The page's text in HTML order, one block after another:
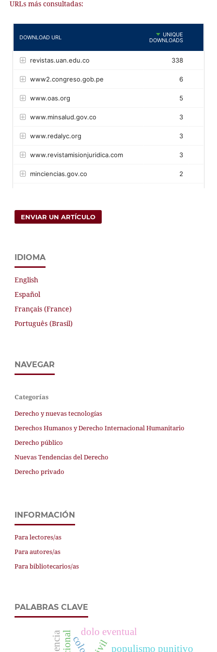
URLs más consultadas:
ENVIAR UN ARTÍCULO
IDIOMA
English
Español
Français (France)
Português (Brasil)
NAVEGAR
Categorías
Derecho y nuevas tecnologías
Derechos Humanos y Derecho Internacional Humanitario
Derecho público
Nuevas Tendencias del Derecho
Derecho privado
INFORMACIÓN
Para lectores/as
Para autores/as
Para bibliotecarios/as
PALABRAS CLAVE
populismo punitivo
dolo eventual